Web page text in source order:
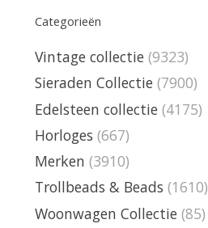
Categorieën
Vintage collectie (9323)
Sieraden Collectie (7900)
Edelsteen collectie (4175)
Horloges (667)
Merken (3910)
Trollbeads & Beads (1610)
Woonwagen Collectie (85)